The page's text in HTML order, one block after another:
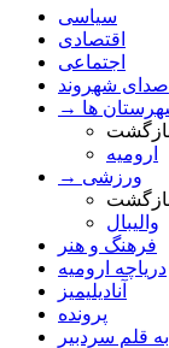
سیاسی
اقتصادی
اجتماعی
صدای شهروند
شهرستان ها
ارومیه
→ ورزشی
والیبال
فرهنگ و هنر
دریاچه ارومیه
آنادیلیمیز
پرونده
به قلم سردبیر